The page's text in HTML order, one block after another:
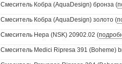
Смеситель Кобра (AquaDesign) бронза (
Смеситель Кобра (AquaDesign) золото (
Смеситель Нера (NSK) 20902.02 (
Смеситель Medici Ripresa 391 (Boheme)